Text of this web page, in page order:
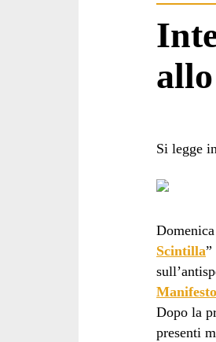
Si legge
Scintilla”
Dopo la
presenti